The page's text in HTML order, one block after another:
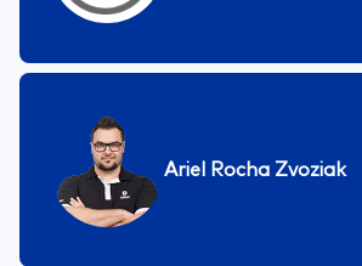
Ariel Rocha Zvoziak